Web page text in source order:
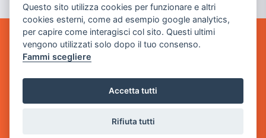
GAME WARP
BY POWER GAME SRL
via Villaggio dei Platani, 3
Questo sito utilizza cookies per funzionare e altri
cookies esterni, come ad esempio google analytics,
per capire come interagisci col sito. Questi ultimi
vengono utilizzati solo dopo il tuo consenso.
Fammi scegliere
Accetta tutti
Rifiuta tutti